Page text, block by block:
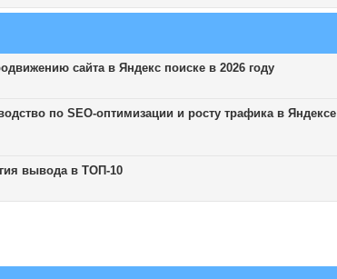
сайта в Яндекс поиске в 2026 году
по SEO-оптимизации и росту трафика в Яндексе
вывода в ТОП-10